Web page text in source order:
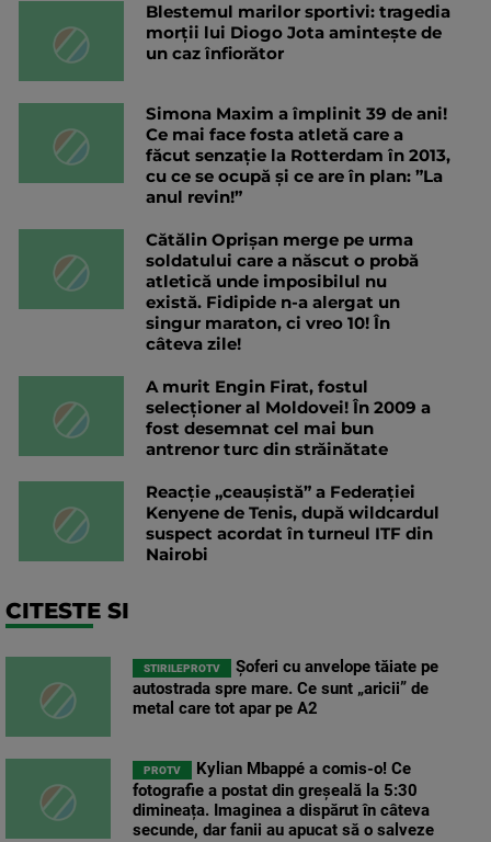
Blestemul marilor sportivi: tragedia
morții lui Diogo Jota amintește de
un caz înfiorător
Simona Maxim a împlinit 39 de ani!
Ce mai face fosta atletă care a
făcut senzație la Rotterdam în 2013,
cu ce se ocupă și ce are în plan: ”La
anul revin!”
Cătălin Oprișan merge pe urma
soldatului care a născut o probă
atletică unde imposibilul nu
există. Fidipide n-a alergat un
singur maraton, ci vreo 10! În
câteva zile!
A murit Engin Firat, fostul
selecționer al Moldovei! În 2009 a
fost desemnat cel mai bun
antrenor turc din străinătate
Reacție „ceaușistă” a Federației
Kenyene de Tenis, după wildcardul
suspect acordat în turneul ITF din
Nairobi
CITESTE SI
STIRILEPROTV
Șoferi cu anvelope tăiate pe
autostrada spre mare. Ce sunt „aricii” de
metal care tot apar pe A2
PROTV
Kylian Mbappé a comis-o! Ce
fotografie a postat din greșeală la 5:30
dimineața. Imaginea a dispărut în câteva
secunde, dar fanii au apucat să o salveze